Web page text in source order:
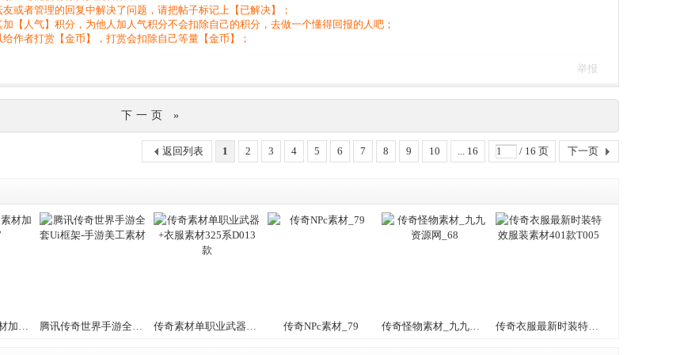
或者管理的回复中解决了问题，请把帖子标记上【已解决】；
【人气】积分，为他人加人气积分不会扣除自己的积分，去做一个懂得回报的人吧；
作者打赏【金币】，打赏会扣除自己等量【金币】；
举报
下一页 »
1 2 3 4 5 6 7 8 9 10 ... 16 / 16 页 下一页
返回列表
传奇高清武器素材加特效TX17 腾讯传奇世界手游全套Ui框架-手游美工素材 传奇素材单职业武器+衣服素材325系D013款 传奇NPc素材_79 传奇怪物素材_九九资源网_68 传奇衣服最新时装特效服装素材401款T005